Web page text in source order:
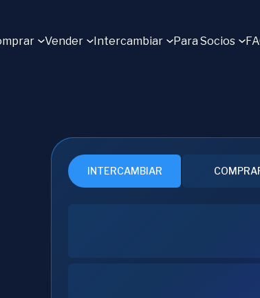
Vender Intercambiar Para Socios
INTERCAMBIAR